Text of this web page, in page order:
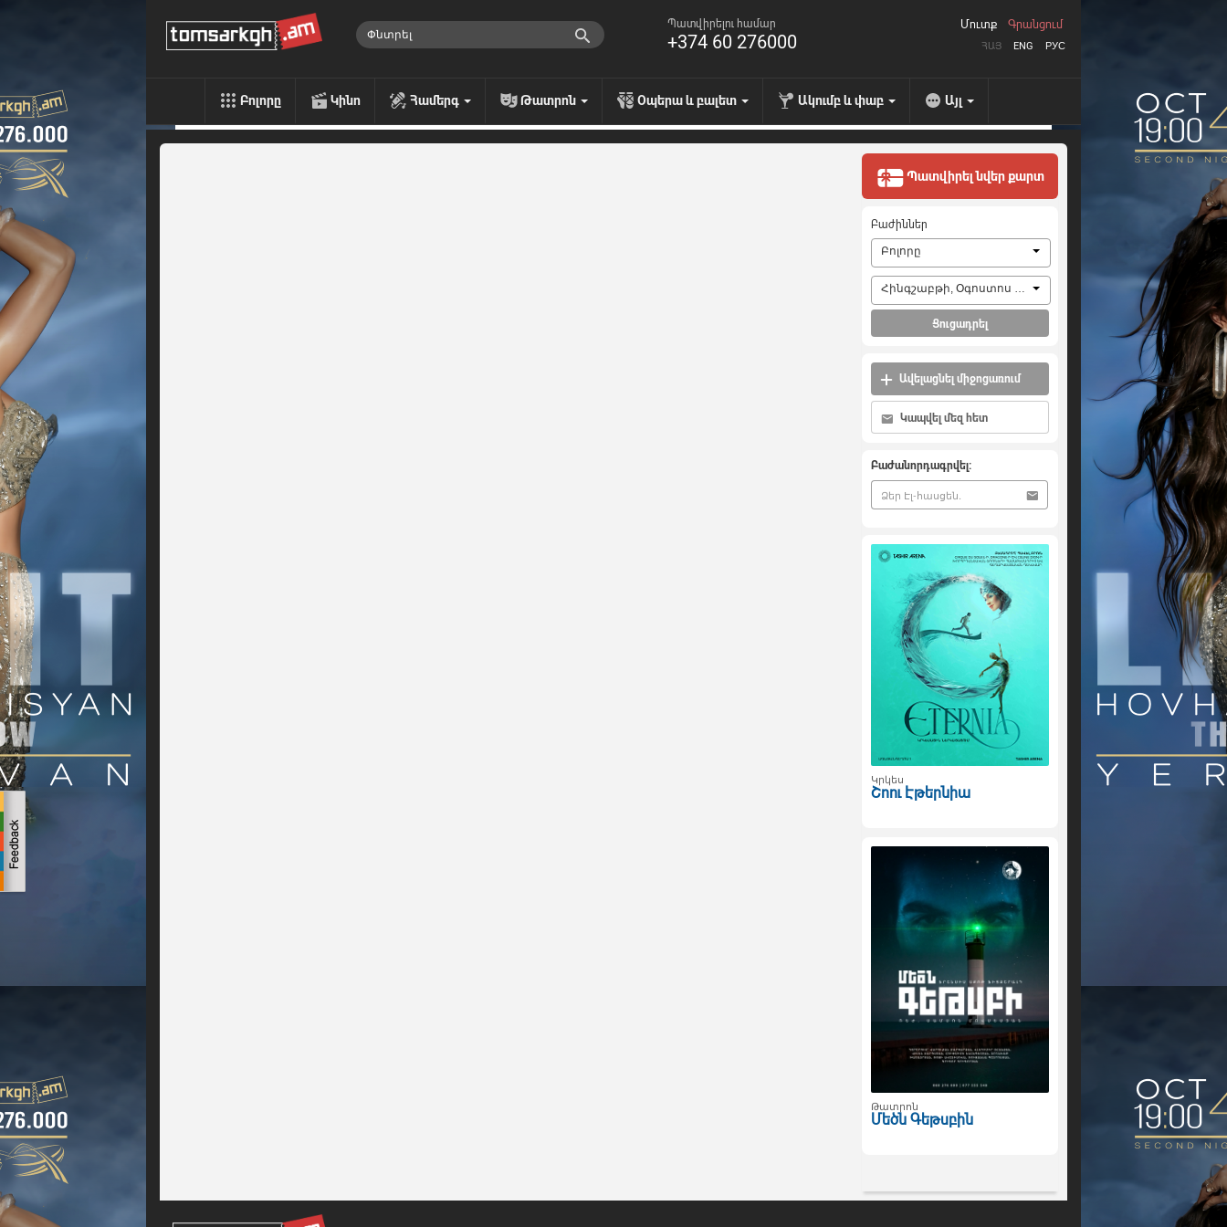
Պատվիրելու համար
+374 60 276000 ՀԱՅ ENG РУС
Մուտք Գրանցում
Բոլորը Կինո Համերգ Թատրոն Օպերա և բալետ Ակումբ և փաբ Այլ
Պատվիրել նվեր քարտ
Բաժիններ
Բոլորը
Հինգշաբթի, Օգոստոս 6, 2026
Ցուցադրել
Ավելացնել միջոցառում
Կապվել մեզ հետ
Բաժանորդագրվել:
Կրկես
Շոու Էթերնիա
Թատրոն
Մեծն Գեթսբին